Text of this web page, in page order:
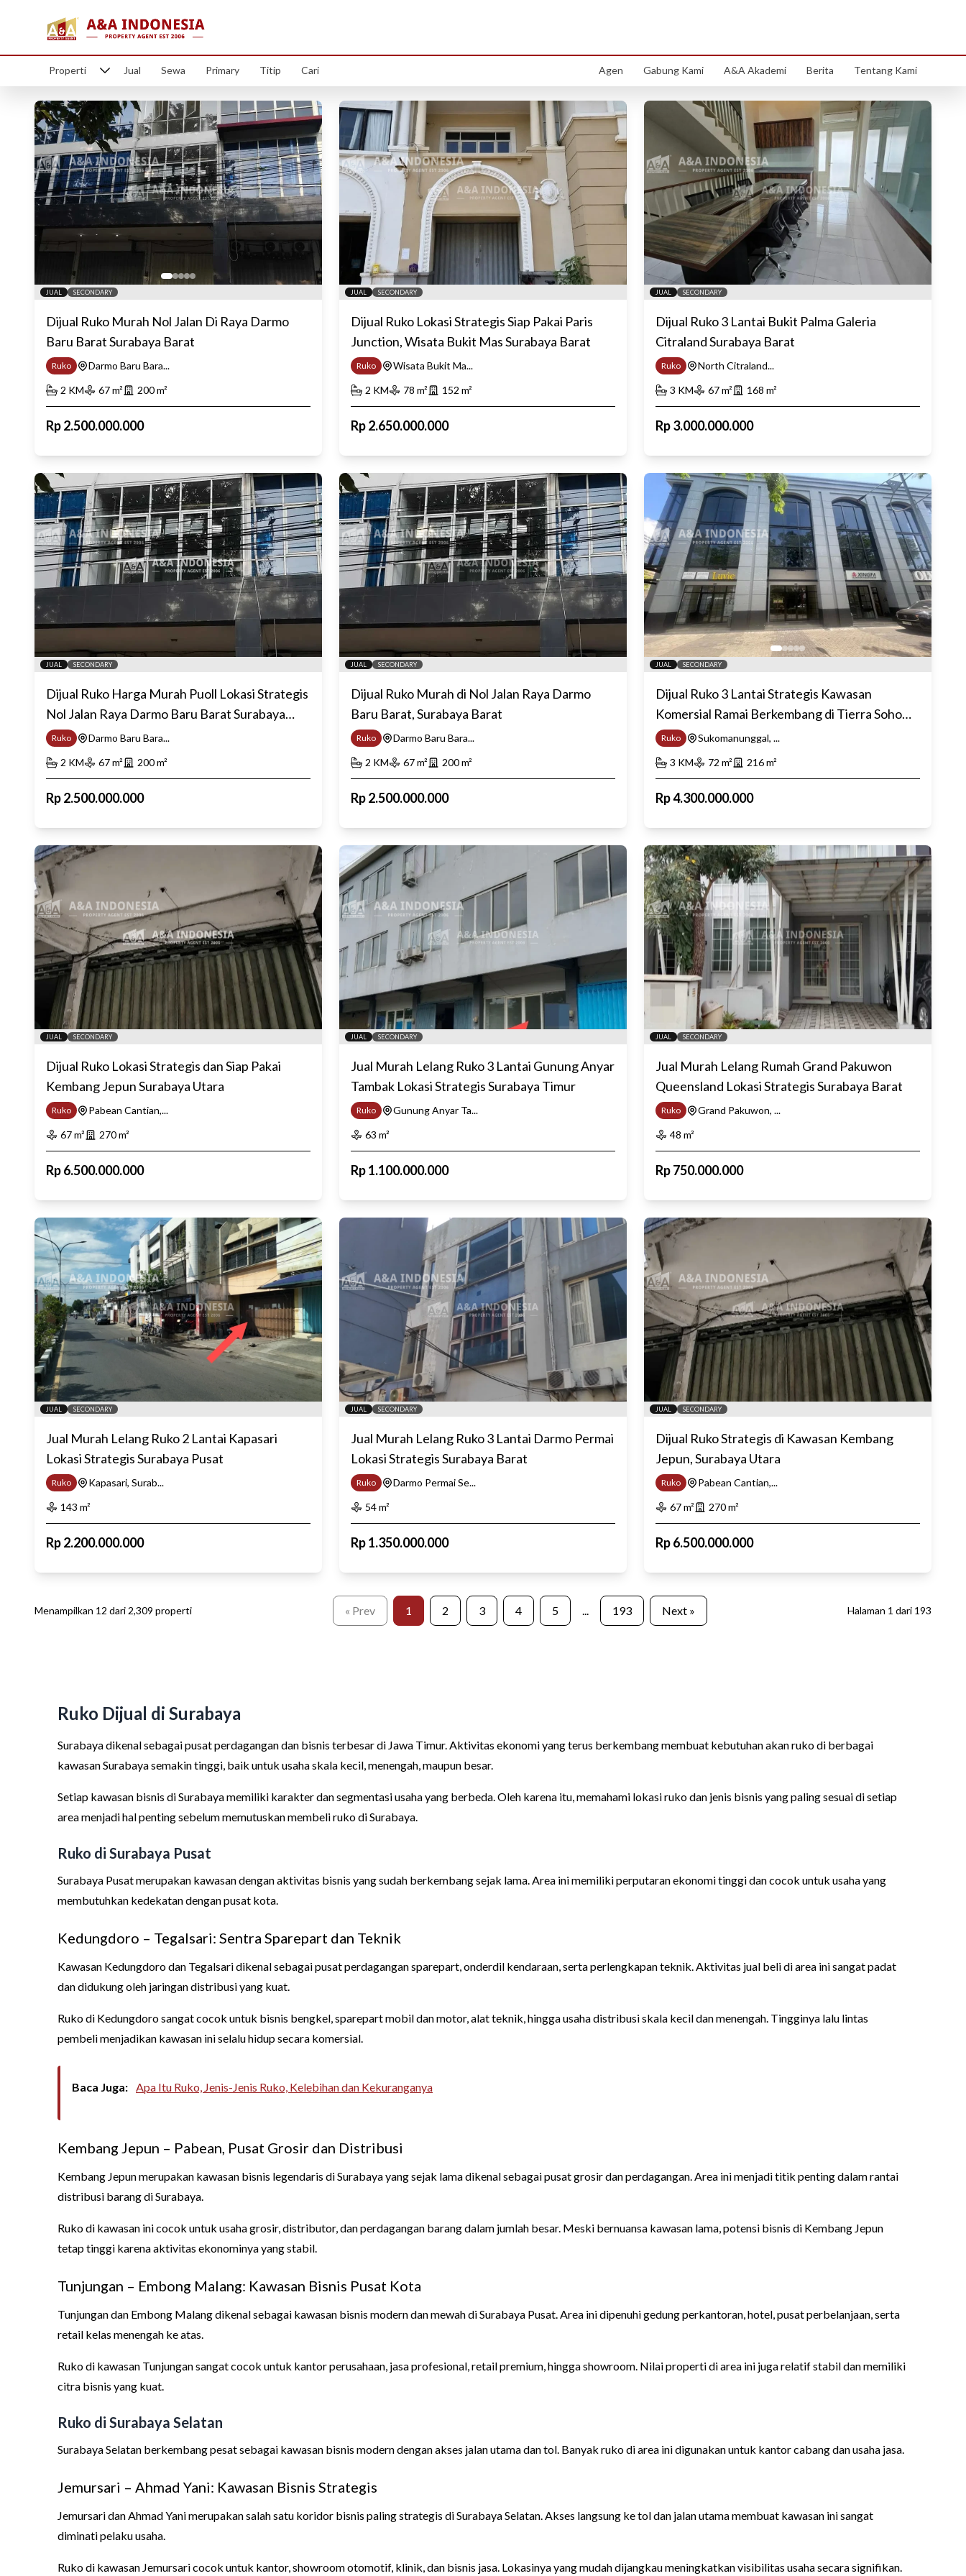
Properti Jual Sewa Primary Titip Cari Agen Gabung Kami A&A Akademi Berita Tentang Kami
JUAL SECONDARY
Dijual Ruko Murah Nol Jalan Di Raya Darmo
Baru Barat Surabaya Barat
Ruko
Darmo Baru Bara...
2 KM 67m² 200m²
Rp2.500.000.000
JUAL SECONDARY
Dijual Ruko Lokasi Strategis Siap Pakai Paris
Junction, Wisata Bukit Mas Surabaya Barat
Ruko
Wisata Bukit Ma...
2 KM 78 m² 152 m²
Rp2.650.000.000
JUAL SECONDARY
Dijual Ruko 3 Lantai Bukit Palma Galeria
Citraland Surabaya Barat
Ruko
North Citraland...
3 KM 67m² 168 m²
Rp3.000.000.000
JUAL SECONDARY
Dijual Ruko Harga Murah Puoll Lokasi Strategis
Nol Jalan Raya Darmo Baru Barat Surabaya
Barat
Ruko
Darmo Baru Bara...
2 KM 67m² 200m²
Rp2.500.000.000
JUAL SECONDARY
Dijual Ruko Murah di Nol Jalan Raya Darmo
Baru Barat, Surabaya Barat
Ruko
Darmo Baru Bara...
2 KM 67m² 200m²
Rp2.500.000.000
JUAL SECONDARY
Dijual Ruko 3 Lantai Strategis Kawasan
Komersial Ramai Berkembang di Tierra Soho
Surabaya Barat
Ruko
Sukomanunggal, ...
3 KM 72 m² 216m²
Rp4.300.000.000
JUAL SECONDARY
Dijual Ruko Lokasi Strategis dan Siap Pakai
Kembang Jepun Surabaya Utara
Ruko
Pabean Cantian,...
67m² 270m²
Rp6.500.000.000
JUAL SECONDARY
Jual Murah Lelang Ruko 3 Lantai Gunung Anyar
Tambak Lokasi Strategis Surabaya Timur
Ruko
Gunung Anyar Ta...
63 m²
Rp1.100.000.000
JUAL SECONDARY
Jual Murah Lelang Rumah Grand Pakuwon
Queensland Lokasi Strategis Surabaya Barat
Ruko
Grand Pakuwon, ...
48 m²
Rp750.000.000
JUAL SECONDARY
Jual Murah Lelang Ruko 2 Lantai Kapasari
Lokasi Strategis Surabaya Pusat
Ruko
Kapasari, Surab...
143 m²
Rp2.200.000.000
JUAL SECONDARY
Jual Murah Lelang Ruko 3 Lantai Darmo Permai
Lokasi Strategis Surabaya Barat
Ruko
Darmo Permai Se...
54m²
Rp1.350.000.000
JUAL SECONDARY
Dijual Ruko Strategis di Kawasan Kembang
Jepun, Surabaya Utara
Ruko
Pabean Cantian,...
67m² 270m²
Rp6.500.000.000
Menampilkan 12 dari 2,309 properti « Prev 1 2 3 4 5 ... 193 Next » Halaman 1 dari 193
Ruko Dijual di Surabaya
Surabaya dikenal sebagai pusat perdagangan dan bisnis terbesar di Jawa Timur. Aktivitas ekonomi yang terus berkembang membuat kebutuhan akan ruko di berbagai
kawasan Surabaya semakin tinggi, baik untuk usaha skala kecil, menengah, maupun besar.
Setiap kawasan bisnis di Surabaya memiliki karakter dan segmentasi usaha yang berbeda. Oleh karena itu, memahami lokasi ruko dan jenis bisnis yang paling sesuai di setiap
area menjadi hal penting sebelum memutuskan membeli ruko di Surabaya.
Ruko di Surabaya Pusat
Surabaya Pusat merupakan kawasan dengan aktivitas bisnis yang sudah berkembang sejak lama. Area ini memiliki perputaran ekonomi tinggi dan cocok untuk usaha yang
membutuhkan kedekatan dengan pusat kota.
Kedungdoro – Tegalsari: Sentra Sparepart dan Teknik
Kawasan Kedungdoro dan Tegalsari dikenal sebagai pusat perdagangan sparepart, onderdil kendaraan, serta perlengkapan teknik. Aktivitas jual beli di area ini sangat padat
dan didukung oleh jaringan distribusi yang kuat.
Ruko di Kedungdoro sangat cocok untuk bisnis bengkel, sparepart mobil dan motor, alat teknik, hingga usaha distribusi skala kecil dan menengah. Tingginya lalu lintas
pembeli menjadikan kawasan ini selalu hidup secara komersial.
Baca Juga: Apa Itu Ruko, Jenis-Jenis Ruko, Kelebihan dan Kekuranganya
Kembang Jepun – Pabean, Pusat Grosir dan Distribusi
Kembang Jepun merupakan kawasan bisnis legendaris di Surabaya yang sejak lama dikenal sebagai pusat grosir dan perdagangan. Area ini menjadi titik penting dalam rantai
distribusi barang di Surabaya.
Ruko di kawasan ini cocok untuk usaha grosir, distributor, dan perdagangan barang dalam jumlah besar. Meski bernuansa kawasan lama, potensi bisnis di Kembang Jepun
tetap tinggi karena aktivitas ekonominya yang stabil.
Tunjungan – Embong Malang: Kawasan Bisnis Pusat Kota
Tunjungan dan Embong Malang dikenal sebagai kawasan bisnis modern dan mewah di Surabaya Pusat. Area ini dipenuhi gedung perkantoran, hotel, pusat perbelanjaan, serta
retail kelas menengah ke atas.
Ruko di kawasan Tunjungan sangat cocok untuk kantor perusahaan, jasa profesional, retail premium, hingga showroom. Nilai properti di area ini juga relatif stabil dan memiliki
citra bisnis yang kuat.
Ruko di Surabaya Selatan
Surabaya Selatan berkembang pesat sebagai kawasan bisnis modern dengan akses jalan utama dan tol. Banyak ruko di area ini digunakan untuk kantor cabang dan usaha jasa.
Jemursari – Ahmad Yani: Kawasan Bisnis Strategis
Jemursari dan Ahmad Yani merupakan salah satu koridor bisnis paling strategis di Surabaya Selatan. Akses langsung ke tol dan jalan utama membuat kawasan ini sangat
diminati pelaku usaha.
Ruko di kawasan Jemursari cocok untuk kantor, showroom otomotif, klinik, dan bisnis jasa. Lokasinya yang mudah dijangkau meningkatkan visibilitas usaha secara signifikan.